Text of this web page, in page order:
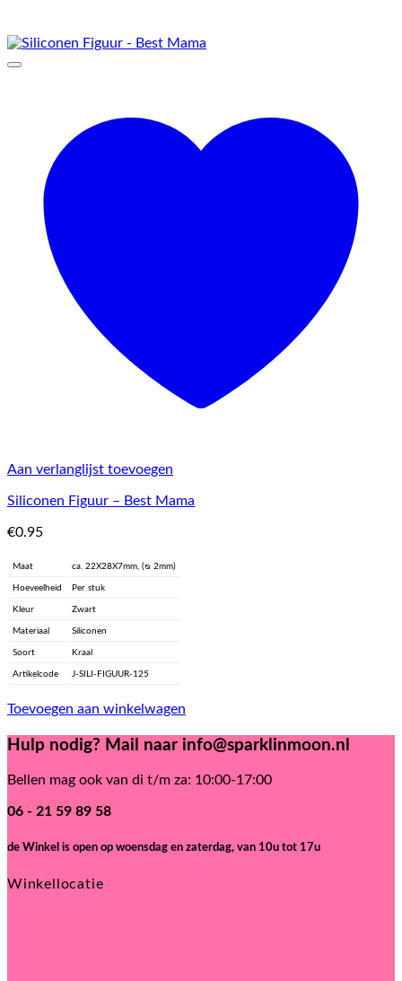
Aan verlanglijst toevoegen
Siliconen Figuur – Best Mama
€0.95
Maat ca. 22X28X7mm, (ᴓ 2mm)
Hoeveelheid Per stuk
Kleur Zwart
Materiaal Siliconen
Soort Kraal
Artikelcode J-SILI-FIGUUR-125
Toevoegen aan winkelwagen
Hulp nodig? Mail naar info@sparklinmoon.nl
Bellen mag ook van di t/m za: 10:00-17:00
06 - 21 59 89 58
de Winkel is open op woensdag en zaterdag, van 10u tot 17u
Winkellocatie